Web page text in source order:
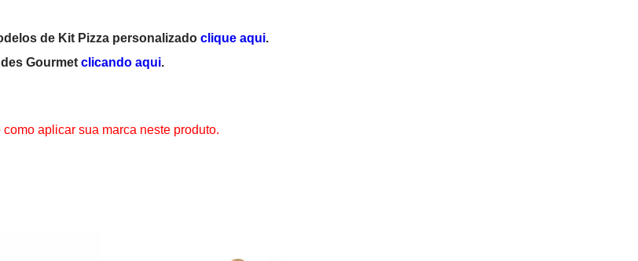
de Kit Pizza personalizadoclique aqui.
Gourmetclicando aqui.
aplicar sua marca neste produto.